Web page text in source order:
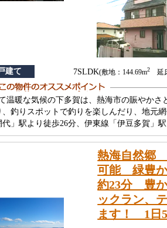
建て 7SLDK(敷地：144.69m2延床
温暖な気候の下多賀は、熱海市の賑やか
、釣りスポットで釣りを楽しんだり、地元
」駅より徒歩26分、伊東線「伊豆多賀」
熱海自然郷
可能 緑豊か
約23分 豊
ックラン、
ます！ 1日